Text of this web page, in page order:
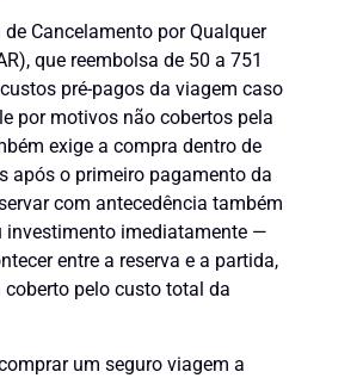
de Cancelamento por Qualquer
que reembolsa de 50 a 751
pré-pagos da viagem caso
por motivos não cobertos pela
exige a compra dentro de
após o primeiro pagamento da
com antecedência também
investimento imediatamente —
entre a reserva e a partida,
coberto pelo custo total da
um seguro viagem a